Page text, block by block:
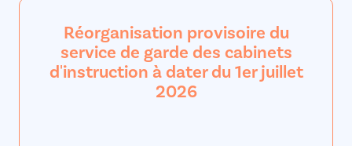
Réorganisation provisoire du
service de garde des cabinets
d'instruction à dater du 1er juillet
2026